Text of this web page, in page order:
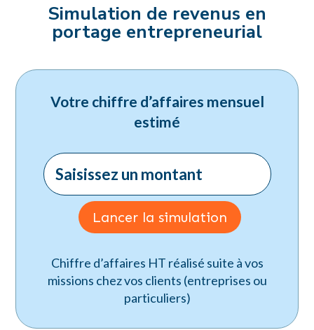
Simulation de revenus en
portage entrepreneurial
Votre chiffre d’affaires mensuel
estimé
Lancer la simulation
Chiffre d’affaires HT réalisé suite à vos
missions chez vos clients (entreprises ou
particuliers)